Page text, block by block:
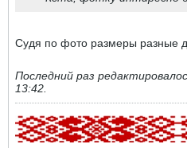
Судя по фото размеры разные
Последний раз
13:42